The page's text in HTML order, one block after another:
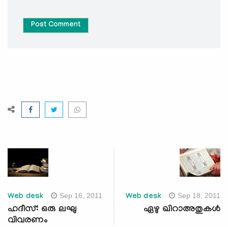
Post Comment
Web desk Sep 16, 2011
ഹദീസ്: ഒരു ലഘു
വിവരണം
Web desk Sep 18, 2011
ഏഴു ഖിറാഅതുകള്‍